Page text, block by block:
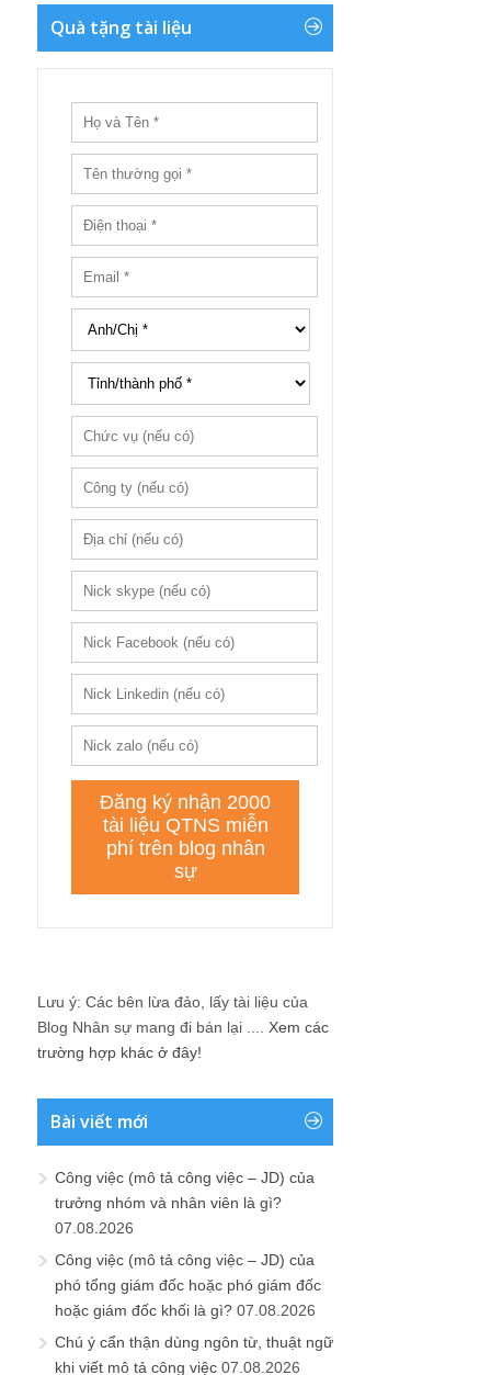
Quà tặng tài liệu
Lưu ý: Các bên lừa đảo, lấy tài liệu của
Blog Nhân sự mang đi bán lại .... Xem các
trường hợp khác ở đây!
Bài viết mới
Công việc (mô tả công việc – JD) của
trưởng nhóm và nhân viên là gì?
07.08.2026
Công việc (mô tả công việc – JD) của
phó tổng giám đốc hoặc phó giám đốc
hoặc giám đốc khối là gì? 07.08.2026
Chú ý cẩn thận dùng ngôn từ, thuật ngữ
khi viết mô tả công việc 07.08.2026